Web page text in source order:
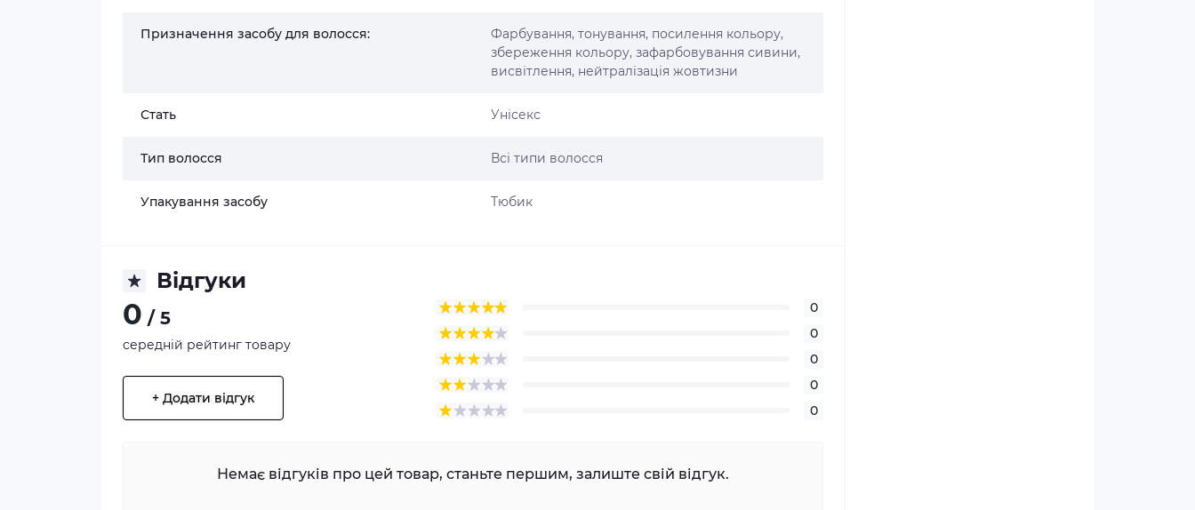
Призначення засобу для волосся:
Фарбування, тонування, посилення кольору,
збереження кольору, зафарбовування сивини,
висвітлення, нейтралізація жовтизни
Стать Унісекс
Тип волосся Всі типи волосся
Упакування засобу Тюбик
Відгуки
0 / 5
середній рейтинг товару
+ Додати відгук
0
0
0
0
0
Немає відгуків про цей товар, станьте першим, залиште свій відгук.